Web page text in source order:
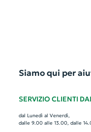
Siamo qui per
SERVIZIO CLIENTI
dal Lunedì al Venerdì,
dalle 9.00 alle 13.00, dalle